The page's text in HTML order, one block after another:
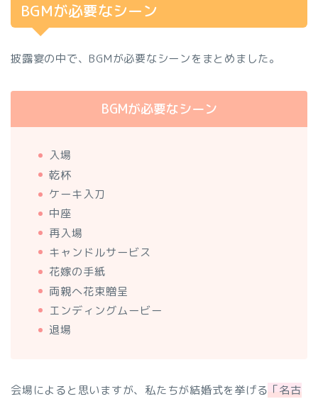
BGMが必要なシーン
披露宴の中で、BGMが必要なシーンをまとめました。
BGMが必要なシーン
入場
乾杯
ケーキ入刀
中座
再入場
キャンドルサービス
花嫁の手紙
両親へ花束贈呈
エンディングムービー
退場
会場によると思いますが、私たちが結婚式を挙げる 「名古